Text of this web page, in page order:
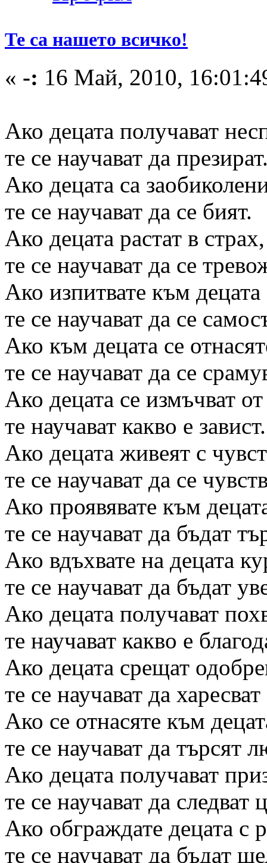
Те са нашето всичко!
« -: 16 Май, 2010,
Ако децата получават
те се научават да
Ако децата са
те се научават да се бият.
Ако децата растат в страх,
те се научават да се
Ако изпитвате към
те се научават да се
Ако към децата се
те се научават да се
Ако децата се измъчват
те научават какво е завист.
Ако децата живеят с
те се научават да се
Ако проявявате към
те се научават да бъдат
Ако вдъхвате на децата
те се научават да бъдат
Ако децата получават
те научават какво е
Ако децата срещат
те се научават да
Ако се отнасяте към
те се научават да търсят
Ако децата получават
те се научават да следват
Ако обграждате децата с
те се научават да бъдат